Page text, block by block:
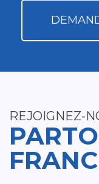
REJOIGNEZ-